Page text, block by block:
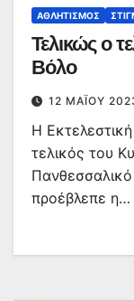
ΑΘΛΗΤΙΣΜΌΣ
Τελικώς ο
Βόλο
12 ΜΑΪ́ΟΥ
Η
τελικός του
προέβλεπε η…